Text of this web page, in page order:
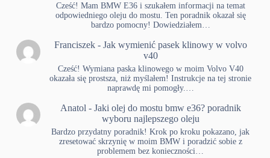
Cześć! Mam BMW E36 i szukałem informacji na temat
odpowiedniego oleju do mostu. Ten poradnik okazał się
bardzo pomocny! Dowiedziałem…
Franciszek- Jak wymienić pasek klinowy w volvo
v40
Cześć! Wymiana paska klinowego w moim Volvo V40
okazała się prostsza, niż myślałem! Instrukcje na tej stronie
naprawdę mi pomogły.…
Anatol - Jaki olej do mostu bmw e36? poradnik
wyboru najlepszego oleju
Bardzo przydatny poradnik! Krok po kroku pokazano, jak
zresetować skrzynię w moim BMW i poradzić sobie z
problemem bez konieczności…